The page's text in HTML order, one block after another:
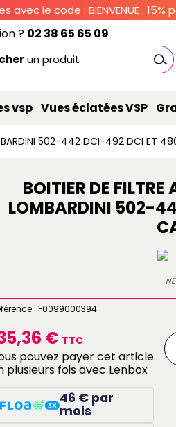
le code : BIENVENUE . 15%
? 02 38 65 65 09
un produit
vsp Vues éclatées VSP
502-442 DCI-492 DCI ET
BOITIER DE
LOMBARDINI 502-
: F0099000394
€ TTC
pouvez payer cet article
plusieurs fois avec Lenbox
46 € par
mois